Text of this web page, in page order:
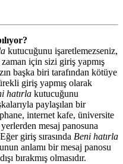
kutucuğunu işaretlemezseniz,
için sizi giriş yapmış
başka biri tarafından kötüye
giriş yapmış olarak
hatırla kutucuğunu
paylaşılan bir
internet kafe, üniversite
mesaj panosuna
giriş sırasında Beni hatırla
anlamı bir mesaj panosu
bırakmış olmasıdır.